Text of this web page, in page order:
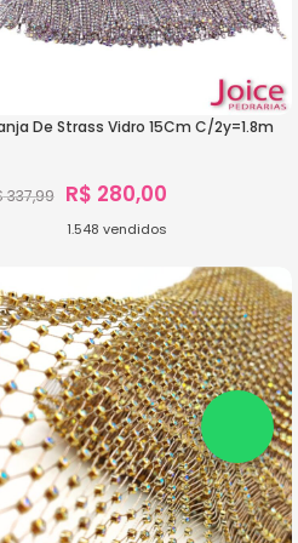
De Strass Vidro 15Cm C/2y=1.8m
337,99 R$ 280,00
1.548 vendidos